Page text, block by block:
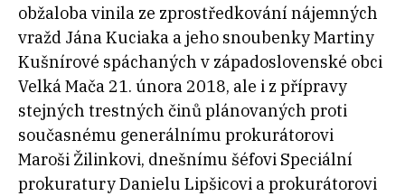
obžaloba vinila ze zprostředkování nájemných
vražd Jána Kuciaka a jeho snoubenky Martiny
Kušnírové spáchaných v západoslovenské obci
Velká Mača 21. února 2018, ale i z přípravy
stejných trestných činů plánovaných proti
současnému generálnímu prokurátorovi
Maroši Žilinkovi, dnešnímu šéfovi Speciální
prokuratury Danielu Lipšicovi a prokurátorovi